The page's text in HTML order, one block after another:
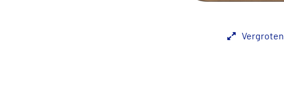
Vergroten